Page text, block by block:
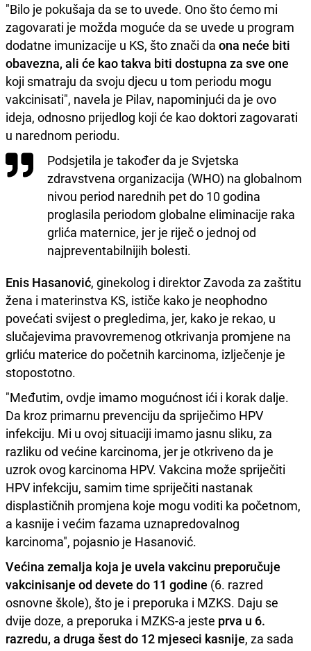
"Bilo je pokušaja da se to uvede. Ono što ćemo mi
zagovarati je možda moguće da se uvede u program
dodatne imunizacije u KS, što znači da ona neće biti
obavezna, ali će kao takva biti dostupna za sve one
koji smatraju da svoju djecu u tom periodu mogu
vakcinisati", navela je Pilav, napominjući da je ovo
ideja, odnosno prijedlog koji će kao doktori zagovarati
u narednom periodu.
Podsjetila je također da je Svjetska
zdravstvena organizacija (WHO) na globalnom
nivou period narednih pet do 10 godina
proglasila periodom globalne eliminacije raka
grlića maternice, jer je riječ o jednoj od
najpreventabilnijih bolesti.
Enis Hasanović, ginekolog i direktor Zavoda za zaštitu
žena i materinstva KS, ističe kako je neophodno
povećati svijest o pregledima, jer, kako je rekao, u
slučajevima pravovremenog otkrivanja promjene na
grliću materice do početnih karcinoma, izlječenje je
stopostotno.
"Međutim, ovdje imamo mogućnost ići i korak dalje.
Da kroz primarnu prevenciju da spriječimo HPV
infekciju. Mi u ovoj situaciji imamo jasnu sliku, za
razliku od većine karcinoma, jer je otkriveno da je
uzrok ovog karcinoma HPV. Vakcina može spriječiti
HPV infekciju, samim time spriječiti nastanak
displastičnih promjena koje mogu voditi ka početnom,
a kasnije i većim fazama uznapredovalnog
karcinoma", pojasnio je Hasanović.
Većina zemalja koja je uvela vakcinu preporučuje
vakcinisanje od devete do 11 godine (6. razred
osnovne škole), što je i preporuka i MZKS. Daju se
dvije doze, a preporuka i MZKS-a jeste prva u 6.
razredu, a druga šest do 12 mjeseci kasnije, za sada